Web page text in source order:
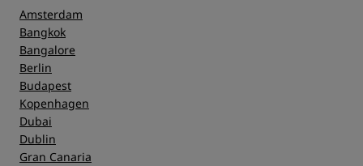
Amsterdam
Bangkok
Bangalore
Berlin
Budapest
Kopenhagen
Dubai
Dublin
Gran Canaria